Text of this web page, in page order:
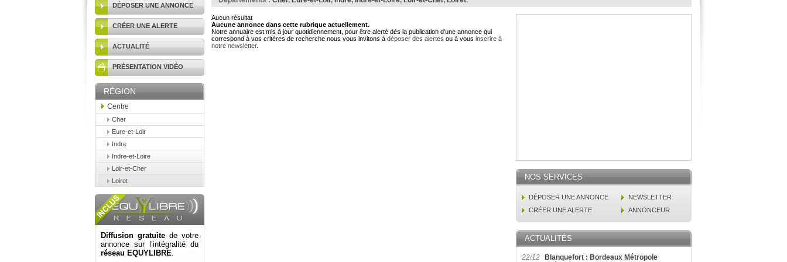
DÉPOSER UNE ANNONCE
CRÉER UNE ALERTE
ACTUALITÉ
PRÉSENTATION VIDÉO
RÉGION
Centre
Cher
Eure-et-Loir
Indre
Indre-et-Loire
Loir-et-Cher
Loiret
Diffusion gratuite de votre
annonce sur l’intégralité du
réseau EQUYLIBRE.
Aucun résultat
Aucune annonce dans cette rubrique actuellement.
Notre annuaire est mis à jour quotidiennement, pour être alerté dès la publication d'une annonce qui
correspond à vos critères de recherche nous vous invitons à déposer des alertes ou à vous inscrire à
notre newsletter.
NOS SERVICES
DÉPOSER UNE ANNONCE
NEWSLETTER
CRÉER UNE ALERTE
ANNONCEUR
ACTUALITÉS
22/12
Blanquefort : Bordeaux Métropole